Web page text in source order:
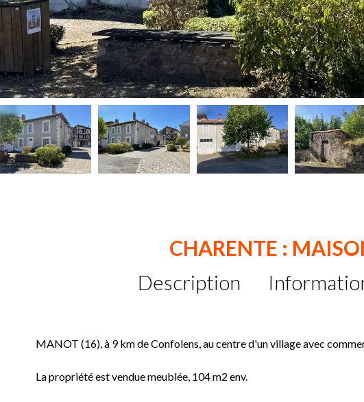
CHARENTE :
Description
MANOT (16), à 9 km de Confolens, au centre d'un village avec
La propriété est vendue meublée, 104 m2 env.